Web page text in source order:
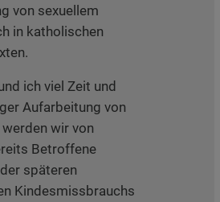
von sexuellem
in katholischen
ich viel Zeit und
Aufarbeitung von
wir von
Betroffene
späteren
Kindesmissbrauchs